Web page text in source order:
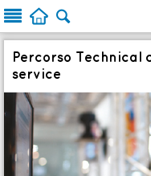
  
Percorso Technical
service